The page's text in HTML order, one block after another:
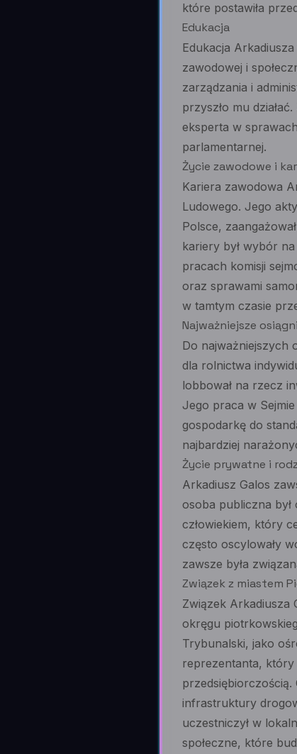
które postawiła
Edukacja
Edukacja
zawodowej i
zarządzania i
przyszło mu
eksperta w
parlamentarnej.
Życie zawodowe i
Kariera zawodowa
Ludowego. Jego
Polsce,
kariery był wybór
pracach komisji
oraz sprawami
w tamtym czasie
Najważniejsze
Do najważniejszych
dla rolnictwa
lobbował na rzecz
Jego praca w
gospodarkę do
najbardziej
Życie prywatne i
Arkadiusz Galos
osoba publiczna
człowiekiem, który
często oscylowały
zawsze była
Związek z miastem
Związek Arkadiusza
okręgu
Trybunalski, jako
reprezentanta,
infrastruktury
uczestniczył w
społeczne, które